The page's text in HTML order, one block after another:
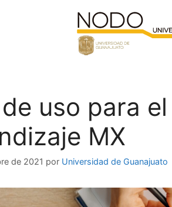
uso para
MX
de 2021 por Universidad de Guanajuato